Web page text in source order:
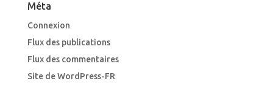
Méta
Connexion
Flux des publications
Flux des commentaires
Site de WordPress-FR